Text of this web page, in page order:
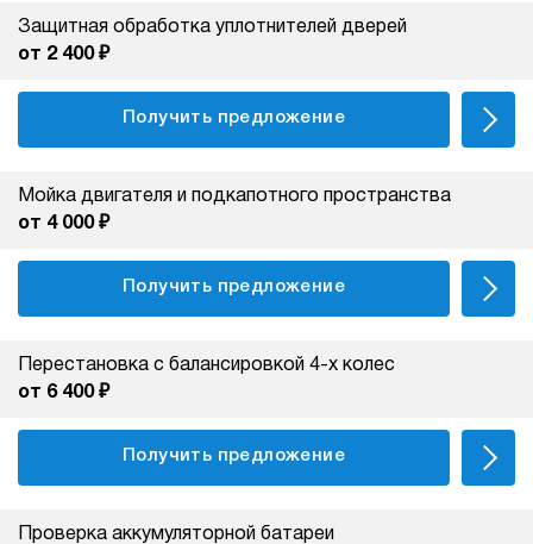
Защитная обработка уплотнителей дверей
от 2 400 ₽
Получить предложение
Мойка двигателя и подкапотного пространства
от 4 000 ₽
Получить предложение
Перестановка с балансировкой 4-х колес
от 6 400 ₽
Получить предложение
Проверка аккумуляторной батареи